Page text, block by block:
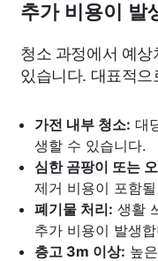
추가 비용이 발
청소 과정에서 예
있습니다. 대표적
가전 내부 청소: 대
생할 수 있습니다.
심한 곰팡이 또는
제거 비용이 포함
폐기물 처리: 생활
추가 비용이 발생
층고 3m 이상: 높